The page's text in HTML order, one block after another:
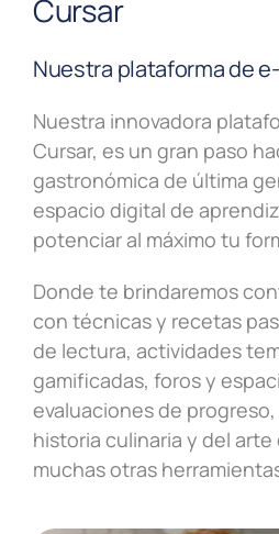
Cursar
Nuestra plataforma de
Nuestra innovadora
Cursar, es un gran paso
gastronómica de última
espacio digital de
potenciar al máximo tu
Donde te brindaremos
con técnicas y recetas
de lectura, actividades
gamificadas, foros y
evaluaciones de
historia culinaria y del
muchas otras